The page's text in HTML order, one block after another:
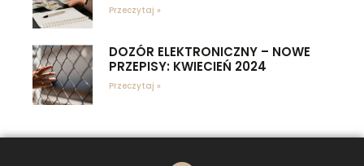
Przeczytaj »
DOZÓR ELEKTRONICZNY – NOWE
PRZEPISY: KWIECIEŃ 2024
Przeczytaj »